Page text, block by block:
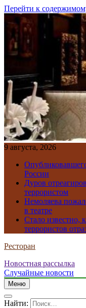
Перейти к
9 августа, 2026
России
Дуров
террористом
Немоляева
в театре
Стало известно,
террористов
Ресторан
Новостная рассылка
Случайные новости
Меню
Найти: